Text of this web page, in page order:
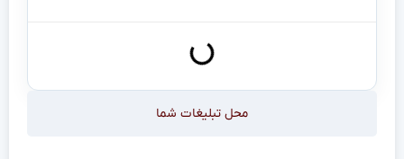
محل تبلیغات شما